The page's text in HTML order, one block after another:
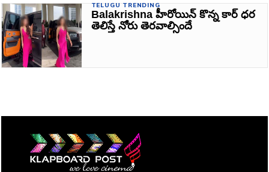
TELUGU TRENDING
Balakrishna హీరోయిన్ కొన్న కార్ ధర
తెలిస్తే నోరు తెరవాల్సిందే